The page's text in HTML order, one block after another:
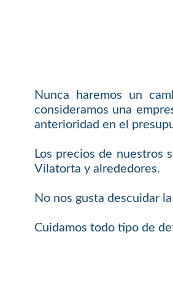
Nunca haremos un
consideramos una
anterioridad en el
Los precios de nuestros
Vilatorta y alrededores.
No nos gusta descuidar
Cuidamos todo tipo de